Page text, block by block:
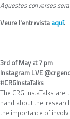
Aquestes converses
Veure l'entrevistaaquí.
3rd of May at 7 pm
Instagram LIVE
#CRGInstaTalks
The CRG InstaTalks
hand about the
the importance of